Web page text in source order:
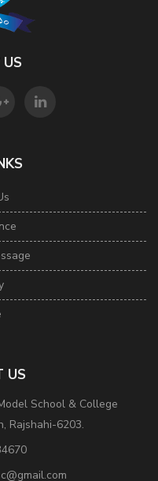
US
School & College
Rajshahi-6203.